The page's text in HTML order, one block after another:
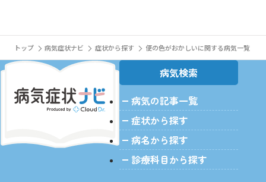
>
トップ 病気症状ナビ 症状から探す 便の色がおかしいに関する病気一覧
病気検索
病気の記事一覧
症状から探す
病名から探す
診療科目から探す